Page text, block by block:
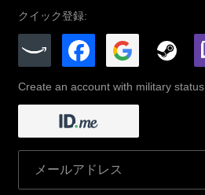
クイック登録:
Create an account with military status